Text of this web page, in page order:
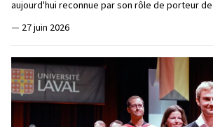
aujourd'hui reconnue par son rôle de porteur
— 27 juin 2026